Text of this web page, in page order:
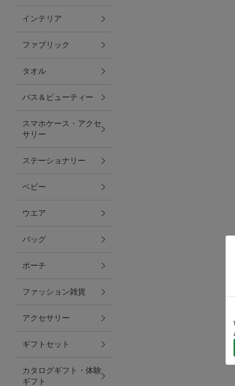
ランチ
バッグ
キッチン・ダイニング
ダイニング
キッチン
ファブリック
グリーン
バス＆ビューティー
バス＆ビューティー
タオル
ウエア＆バッグ
ウエア
インテリア
ファブリック
タオル
バス＆ビューティー
スマホケース・アクセ
サリー
ステーショナリー
ベビー
ウエア
バッグ
ポーチ
ファッション雑貨
アクセサリー
ギフトセット
カタログギフト・体験
ギフト